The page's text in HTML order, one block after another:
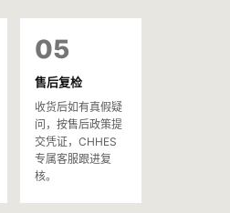
05
售后复检
收货后如有真假疑
问，按售后政策提
交凭证，CHHES
专属客服跟进复
核。